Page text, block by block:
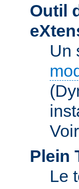
Outil
Un
Plein
Le